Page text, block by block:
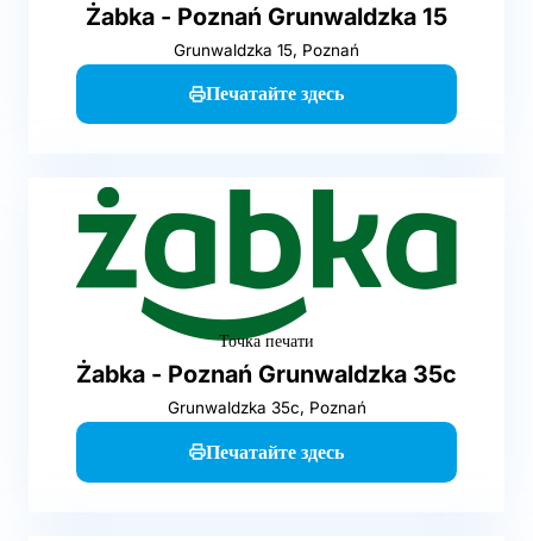
Żabka - Poznań Grunwaldzka 15
Grunwaldzka 15, Poznań
Печатайте здесь
Точка печати
Żabka - Poznań Grunwaldzka 35c
Grunwaldzka 35c, Poznań
Печатайте здесь